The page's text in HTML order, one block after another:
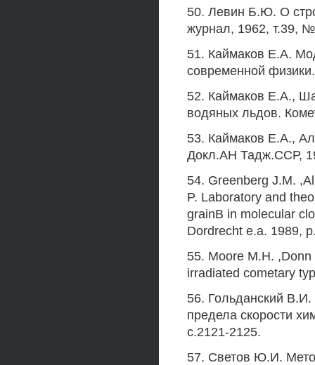
50. Левин Б.Ю. О
журнал, 1962, т.39,
51. Каймаков Е.А.
современной
52. Каймаков Е.А.,
водяных льдов.
53. Каймаков Е.А.,
Докл.АН Тадж.ССР,
54. Greenberg J.M.
P. Laboratory and
grainB in molecular
Dordrecht e.a. 1989,
55. Moore M.H.
irradiated cometary
56. Гольданский В.И.
предела скорости
с.2121-2125.
57. Светов Ю.И.